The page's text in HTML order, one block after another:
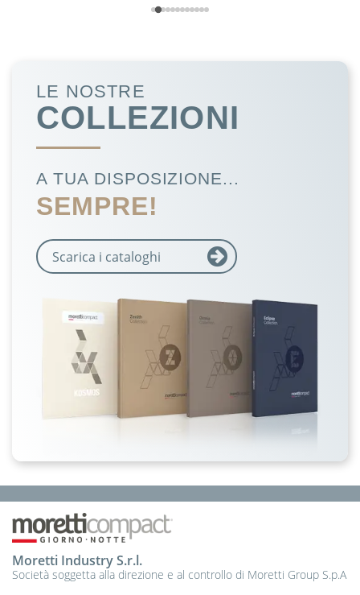
LE NOSTRE
COLLEZIONI
A TUA DISPOSIZIONE...
SEMPRE!
Scarica i cataloghi
Moretti Industry S.r.l.
Società soggetta alla direzione e al controllo di Moretti Group S.p.A